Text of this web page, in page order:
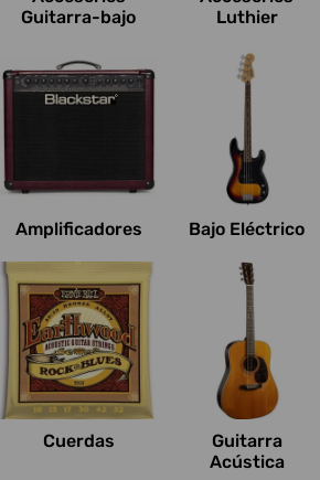
e
s
:
Guitarra-bajo
Luthier
Amplificadores Bajo Eléctrico
Cuerdas
Guitarra
Acústica